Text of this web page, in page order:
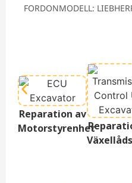
FORDONMODELL:
Reparation av
Motorstyrenhet